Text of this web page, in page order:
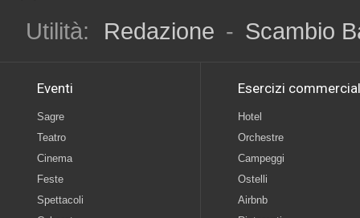
Utilità:
Redazione - Scambio
Eventi
Sagre
Teatro
Cinema
Feste
Spettacoli
Esercizi
Hotel
Orchestre
Campeggi
Ostelli
Airbnb